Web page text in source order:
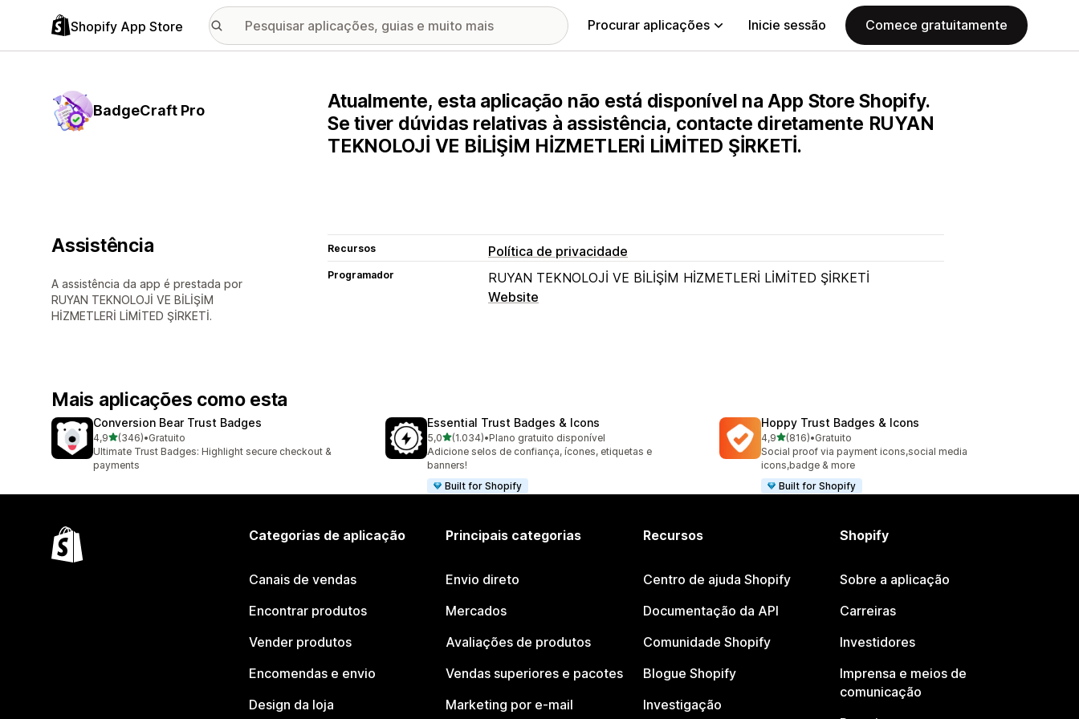
Shopify App Store Procurar aplicações Inicie sessão Comece gratuitamente
BadgeCraft Pro
Atualmente, esta aplicação não está disponível na App Store Shopify.
Se tiver dúvidas relativas à assistência, contacte diretamente RUYAN
TEKNOLOJİ VE BİLİŞİM HİZMETLERİ LİMİTED ŞİRKETİ.
Assistência
A assistência da app é prestada por
RUYAN TEKNOLOJİ VE BİLİŞİM
HİZMETLERİ LİMİTED ŞİRKETİ.
Recursos Política de privacidade
Programador
RUYAN TEKNOLOJİ VE BİLİŞİM HİZMETLERİ LİMİTED ŞİRKETİ
Website
Mais aplicações como esta
Conversion Bear Trust Badges
4,9de 5 estrelas
(346)
346 total de avaliações
•Gratuito
Ultimate Trust Badges: Highlight secure checkout &
payments
Essential Trust Badges & Icons
5,0de 5 estrelas
(1.034)
1034 total de avaliações
•Plano gratuito disponível
Adicione selos de confiança, ícones, etiquetas e
banners!
Built for Shopify
Hoppy Trust Badges & Icons
4,9de 5 estrelas
(816)
816 total de avaliações
•Gratuito
Social proof via payment icons,social media
icons,badge & more
Built for Shopify
Categorias de aplicação
Canais de vendas
Encontrar produtos
Vender produtos
Encomendas e envio
Design da loja
Principais categorias
Envio direto
Mercados
Avaliações de produtos
Vendas superiores e pacotes
Marketing por e-mail
Recursos
Centro de ajuda Shopify
Documentação da API
Comunidade Shopify
Blogue Shopify
Investigação
Shopify
Sobre a aplicação
Carreiras
Investidores
Imprensa e meios de
comunicação